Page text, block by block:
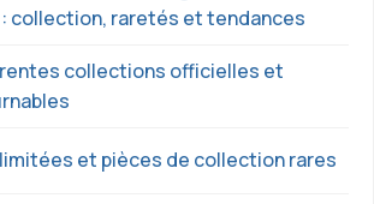
collection, raretés et tendances
collections officielles et
et pièces de collection rares